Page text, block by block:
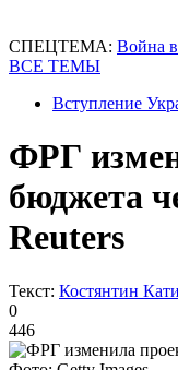
СПЕЦТЕМА: Война
ВСЕ ТЕМЫ
Вступление
ФРГ
бюджета
Reuters
Текст: Костянтин
0
446